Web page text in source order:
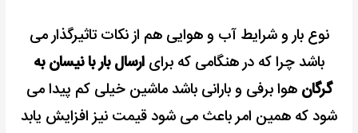
نوع بار و شرایط آب و هوایی هم از نکات تاثیرگذار می
باشد چرا که در هنگامی که برای ارسال بار با نیسان به
گرگان هوا برفی و بارانی باشد ماشین خیلی کم پیدا می
شود که همین امر باعث می شود قیمت نیز افزایش یابد